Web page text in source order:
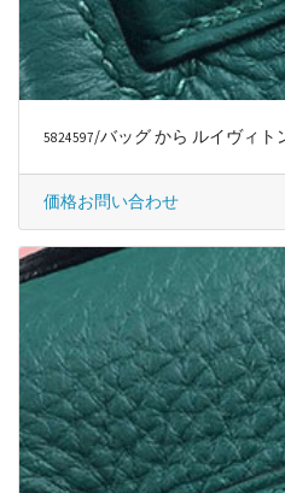
5824597/バッグ から ルイヴィト
価格お問い合わせ